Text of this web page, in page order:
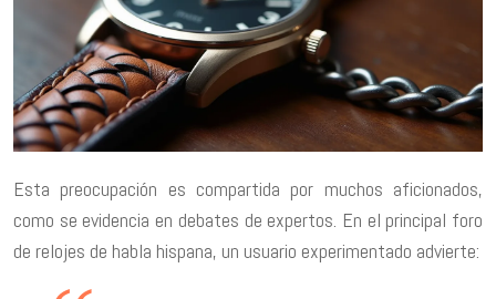
Esta preocupación es compartida por muchos aficionados,
como se evidencia en debates de expertos. En el principal foro
de relojes de habla hispana, un usuario experimentado advierte: